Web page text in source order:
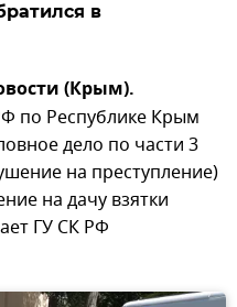
в
(Крым).
по Республике Крым
дело по части 3
на преступление)
на дачу взятки
ГУ СК РФ